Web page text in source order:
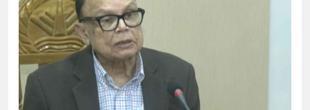
‘গুলশানের চামেলি’তে ভিন্ন
যৌনকর্মীর দালাল চরিত্রে